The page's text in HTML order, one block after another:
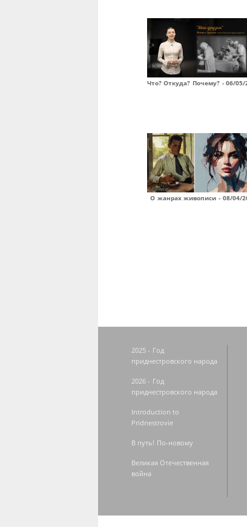
Что? Откуда? Почему? - 06/05/
О жанрах живописи - 08/04/
2025 - Год
приднестровского народа
2026 - Год
приднестровского народа
Introduction to
Pridnestrovie
В путь! По-новому
Великая Отечественная
война